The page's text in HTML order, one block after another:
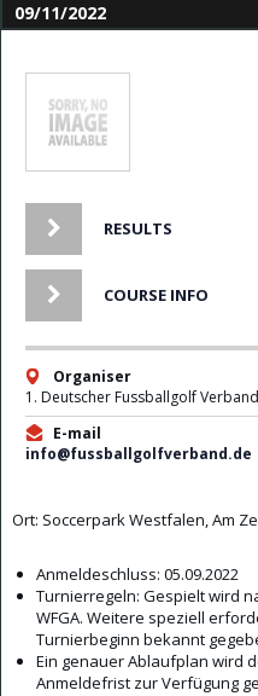
09/11/2022
RESULTS
COURSE INFO
Organiser
1. Deutscher Fussballgolf Verband
E-mail
info@fussballgolfverband.de
Ort: Soccerpark Westfalen, Am
Anmeldeschluss: 05.09.2022
Turnierregeln: Gespielt wird
WFGA. Weitere speziell
Turnierbeginn bekannt
Ein genauer Ablaufplan wird
Anmeldefrist zur Verfügung